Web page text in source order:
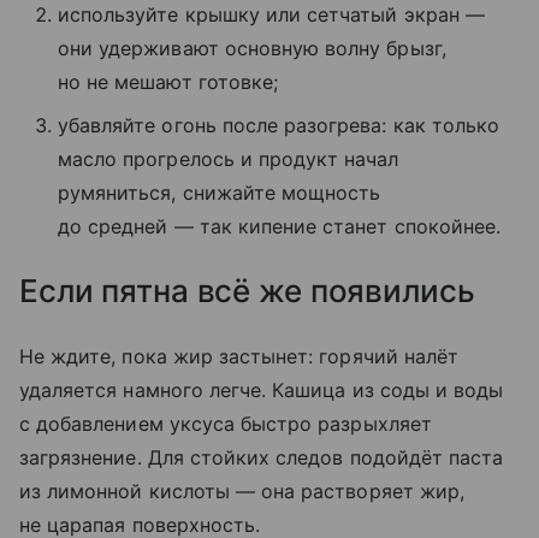
используйте крышку или сетчатый экран —
они удерживают основную волну брызг,
но не мешают готовке;
убавляйте огонь после разогрева: как только
масло прогрелось и продукт начал
румяниться, снижайте мощность
до средней — так кипение станет спокойнее.
Если пятна всё же появились
Не ждите, пока жир застынет: горячий налёт
удаляется намного легче. Кашица из соды и воды
с добавлением уксуса быстро разрыхляет
загрязнение. Для стойких следов подойдёт паста
из лимонной кислоты — она растворяет жир,
не царапая поверхность.